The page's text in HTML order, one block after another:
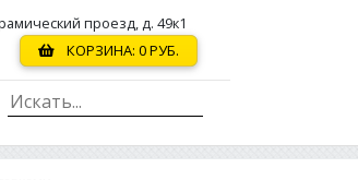
проезд, д. 49к1
КОРЗИНА: 0РУБ.